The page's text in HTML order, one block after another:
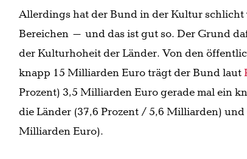
Allerdings hat der Bund in der Kultur
Bereichen – und das ist gut so. Der Grund
der Kulturhoheit der Länder. Von den
knapp 15 Milliarden Euro trägt der Bund laut
Prozent) 3,5 Milliarden Euro gerade mal ein
die Länder (37,6 Prozent / 5,6 Milliarden)
Milliarden Euro).